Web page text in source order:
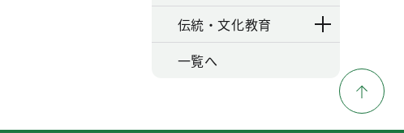
伝統・文化教育
一覧へ